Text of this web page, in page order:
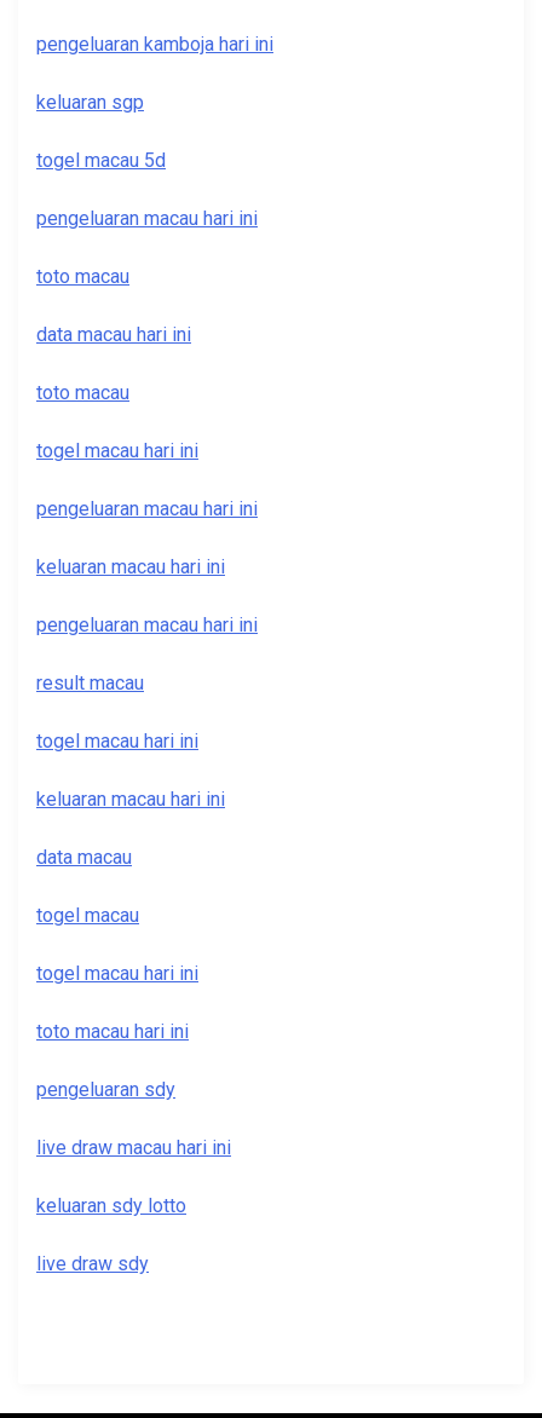
pengeluaran kamboja hari ini
keluaran sgp
togel macau 5d
pengeluaran macau hari ini
toto macau
data macau hari ini
toto macau
togel macau hari ini
pengeluaran macau hari ini
keluaran macau hari ini
pengeluaran macau hari ini
result macau
togel macau hari ini
keluaran macau hari ini
data macau
togel macau
togel macau hari ini
toto macau hari ini
pengeluaran sdy
live draw macau hari ini
keluaran sdy lotto
live draw sdy